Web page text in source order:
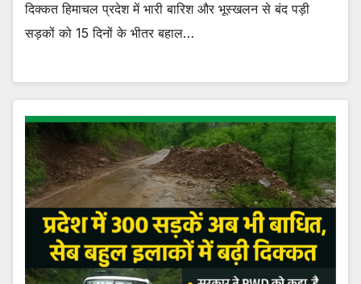
दिक्कत हिमाचल प्रदेश में भारी बारिश और भूस्खलन से बंद पड़ी
सड़कों को 15 दिनों के भीतर बहाल…